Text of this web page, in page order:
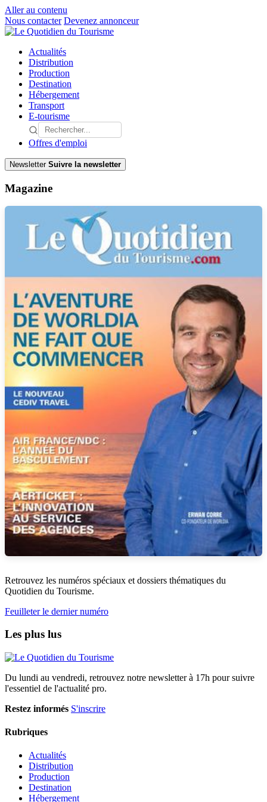
Aller au contenu
Nous contacter Devenez annonceur
Actualités
Distribution
Production
Destination
Hébergement
Transport
E-tourisme
Offres d'emploi
Newsletter Suivre la newsletter
Magazine
Retrouvez les numéros spéciaux et dossiers thématiques du
Quotidien du Tourisme.
Feuilleter le dernier numéro
Les plus lus
Du lundi au vendredi, retrouvez notre newsletter à 17h pour suivre
l'essentiel de l'actualité pro.
Restez informés S'inscrire
Rubriques
Actualités
Distribution
Production
Destination
Hébergement